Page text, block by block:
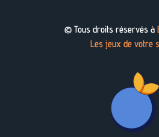
© Tous droits réservés à
Les jeux de votre